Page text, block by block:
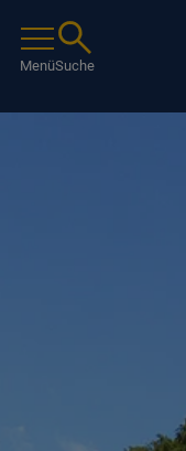
MenüSuche